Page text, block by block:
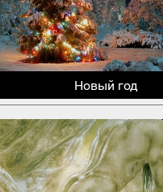
Новый год